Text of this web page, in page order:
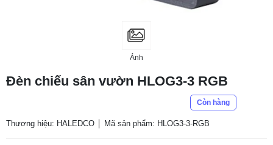
Ảnh
Đèn chiếu sân vườn HLOG3-3 RGB
Còn hàng
Thương hiệu: HALEDCO Mã sản phẩm: HLOG3-3-RGB